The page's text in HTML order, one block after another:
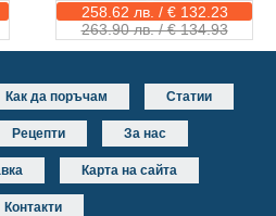
258.62 лв. / € 132.23
263.90 лв. / € 134.93
Как да поръчам Статии
Рецепти За нас
Карта на сайта
Контакти